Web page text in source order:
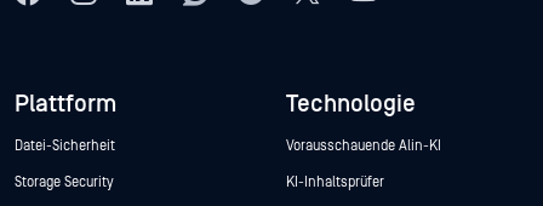
Plattform
Datei-Sicherheit
Storage Security
Technologie
Vorausschauende Alin-KI
KI-Inhaltsprüfer